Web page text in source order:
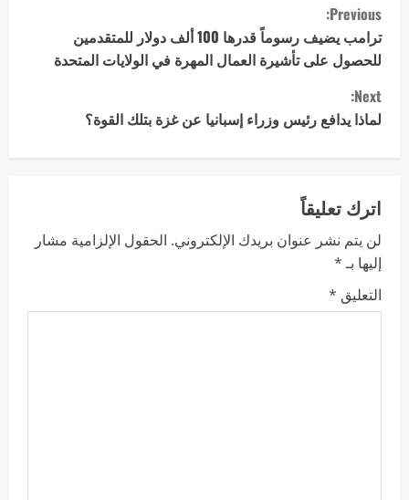
Previous:
ترامب يضيف رسوماً قدرها 100 ألف دولار للمتقدمين
للحصول على تأشيرة العمال المهرة في الولايات المتحدة
Next:
لماذا يدافع رئيس وزراء إسبانيا عن غزة بتلك القوة؟
اترك تعليقاً
لن يتم نشر عنوان بريدك الإلكتروني. الحقول الإلزامية مشار
إليها بـ*
التعليق *